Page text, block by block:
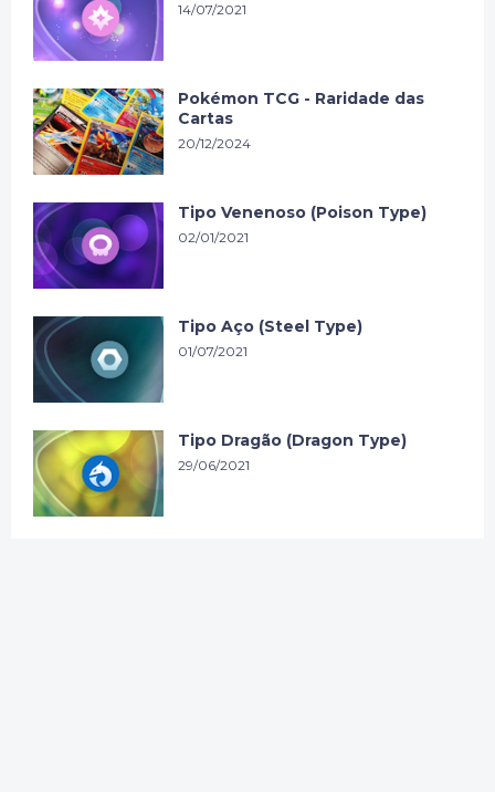
14/07/2021
Pokémon TCG - Raridade das
Cartas
20/12/2024
Tipo Venenoso (Poison Type)
02/01/2021
Tipo Aço (Steel Type)
01/07/2021
Tipo Dragão (Dragon Type)
29/06/2021